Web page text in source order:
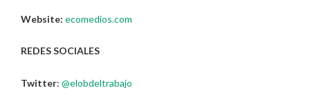
Website: ecomedios.com
REDES SOCIALES
Twitter: @elobdeltrabajo